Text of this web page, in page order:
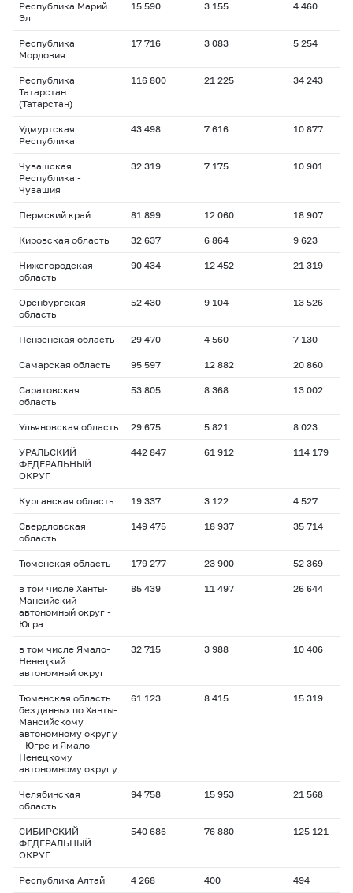
Республика Марий
Эл
15 590 3 155 4 460
Республика
Мордовия
17 716 3 083 5 254
Республика
Татарстан
(Татарстан)
116 800 21 225 34 243
Удмуртская
Республика
43 498 7 616 10 877
Чувашская
Республика -
Чувашия
32 319 7 175 10 901
Пермский край 81 899 12 060 18 907
Кировская область 32 637 6 864 9 623
Нижегородская
область
90 434 12 452 21 319
Оренбургская
область
52 430 9 104 13 526
Пензенская область 29 470 4 560 7 130
Самарская область 95 597 12 882 20 860
Саратовская
область
53 805 8 368 13 002
Ульяновская область 29 675 5 821 8 023
УРАЛЬСКИЙ
ФЕДЕРАЛЬНЫЙ
ОКРУГ
442 847 61 912 114 179
Курганская область 19 337 3 122 4 527
Свердловская
область
149 475 18 937 35 714
Тюменская область 179 277 23 900 52 369
в том числе Ханты-
Мансийский
автономный округ -
Югра
85 439 11 497 26 644
в том числе Ямало-
Ненецкий
автономный округ
32 715 3 988 10 406
Тюменская область
без данных по Ханты-
Мансийскому
автономному округу
- Югре и Ямало-
Ненецкому
автономному округу
61 123 8 415 15 319
Челябинская
область
94 758 15 953 21 568
СИБИРСКИЙ
ФЕДЕРАЛЬНЫЙ
ОКРУГ
540 686 76 880 125 121
Республика Алтай 4 268 400 494